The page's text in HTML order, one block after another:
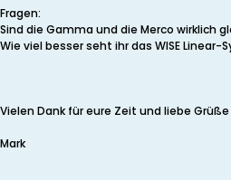
Fragen:
Sind die Gamma und die Merco wirklich
Wie viel besser seht ihr das WISE Linear-
Vielen Dank für eure Zeit und liebe
Mark